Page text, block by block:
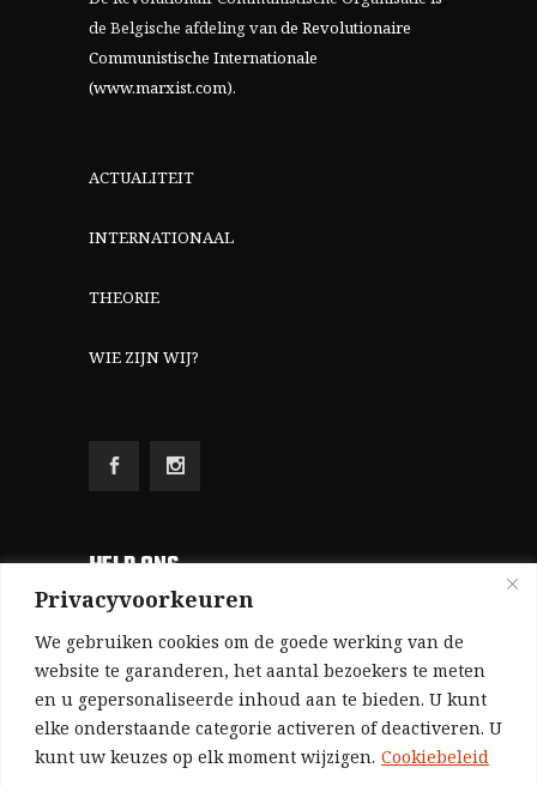
Privacyvoorkeuren
We gebruiken cookies om de goede werking van de
website te garanderen, het aantal bezoekers te meten
en u gepersonaliseerde inhoud aan te bieden. U kunt
elke onderstaande categorie activeren of deactiveren. U
kunt uw keuzes op elk moment wijzigen. Cookiebeleid
de Belgische afdeling vande Revolutionaire
Communistische Internationale
(www.marxist.com).
ACTUALITEIT
INTERNATIONAAL
THEORIE
WIE ZIJN WIJ?
HELP ONS
Aangezien we volledig zelf gefinancierd zijn
(zonder subsidies, zonder commerciële
advertenties en zonder rijke sponsors), zijn we
voor de publicatie van ons tijdschrift uitsluitend
afhankelijk van de financiële steun van onze